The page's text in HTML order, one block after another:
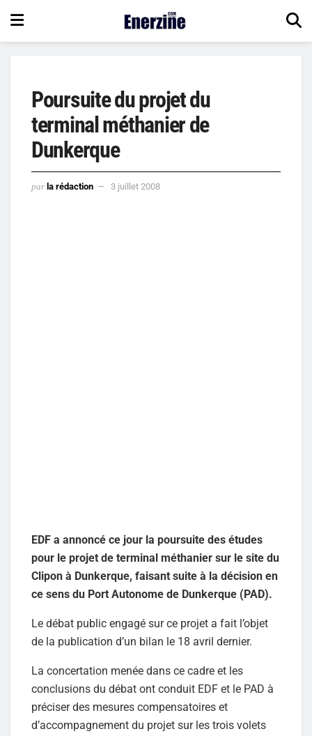
Poursuite du projet du
terminal méthanier de
Dunkerque
par la rédaction 3 juillet 2008
EDF a annoncé ce jour la poursuite des études
pour le projet de terminal méthanier sur le site du
Clipon à Dunkerque, faisant suite à la décision en
ce sens du Port Autonome de Dunkerque (PAD).
Le débat public engagé sur ce projet a fait l’objet
de la publication d’un bilan le 18 avril dernier.
La concertation menée dans ce cadre et les
conclusions du débat ont conduit EDF et le PAD à
préciser des mesures compensatoires et
d’accompagnement du projet sur les trois volets